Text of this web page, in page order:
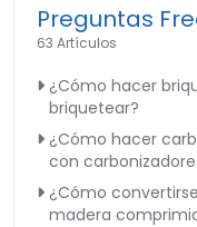
Preguntas
63 Artículos
¿Cómo hacer
briquetear?
¿Cómo hacer
con
¿Cómo
madera